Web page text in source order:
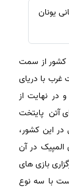
یونان
کشور از سمت
غرب با دریای
در نهایت از
آتن پایتخت
این کشور،
در آن
که شاهد برگزاری بازی های
با سه نوع